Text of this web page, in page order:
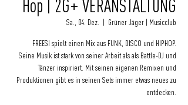
Hop | 2G+ VERANSTALTUNG
Sa., 04. Dez. Grüner Jäger | Musicclub
FREESI spielt einen Mix aus FUNK, DISCO und HIPHOP.
Seine Musik ist stark von seiner Arbeit als als Battle-DJ und
Tänzer inspiriert. Mit seinen eigenen Remixen und
Produktionen gibt es in seinen Sets immer etwas neues zu
entdecken.